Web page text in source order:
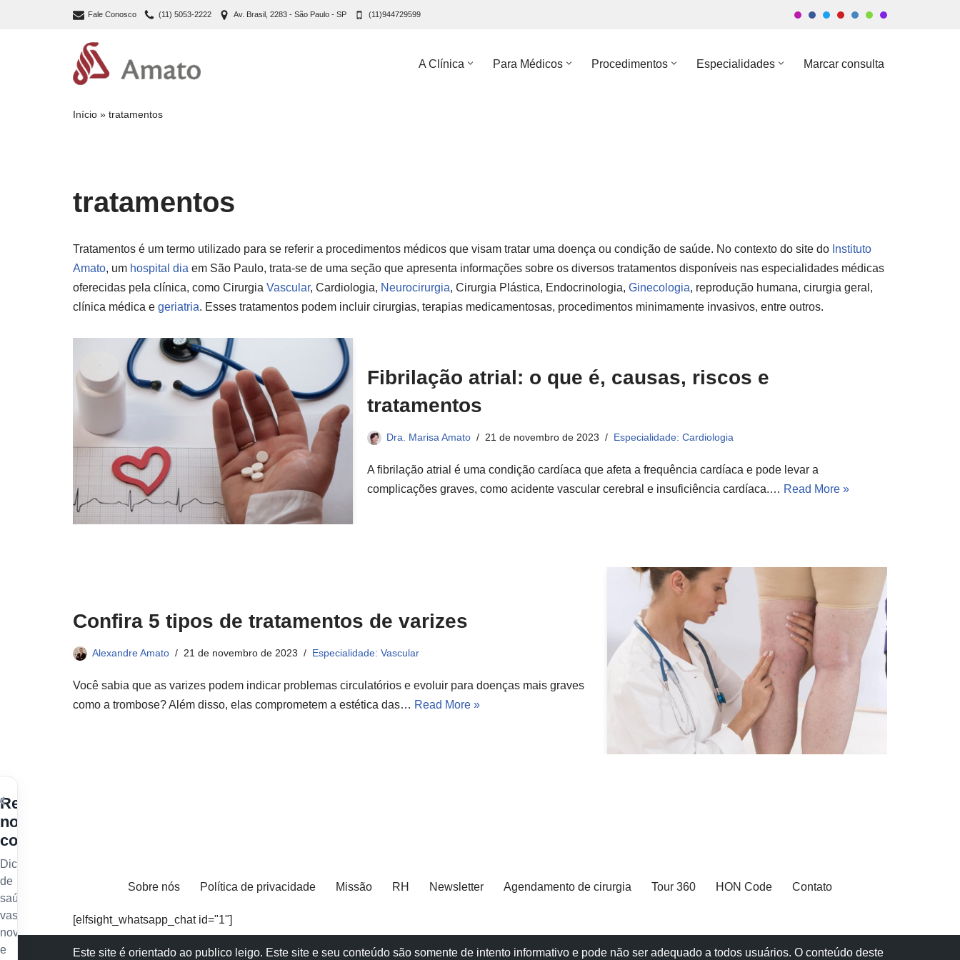
Fale Conosco (11) 5053-2222 Av. Brasil, 2283 - São Paulo - SP (11)944729599
A Clínica Para Médicos Procedimentos Especialidades Marcar consulta
Início » tratamentos
tratamentos
Tratamentos é um termo utilizado para se referir a procedimentos médicos que visam tratar uma doença ou condição de saúde. No contexto do site do Instituto
Amato, um hospital dia em São Paulo, trata-se de uma seção que apresenta informações sobre os diversos tratamentos disponíveis nas especialidades médicas
oferecidas pela clínica, como Cirurgia Vascular, Cardiologia, Neurocirurgia, Cirurgia Plástica, Endocrinologia, Ginecologia, reprodução humana, cirurgia geral,
clínica médica e geriatria. Esses tratamentos podem incluir cirurgias, terapias medicamentosas, procedimentos minimamente invasivos, entre outros.
Fibrilação atrial: o que é, causas, riscos e
tratamentos
Dra. Marisa Amato 21 de novembro de 2023 Especialidade: Cardiologia
A fibrilação atrial é uma condição cardíaca que afeta a frequência cardíaca e pode levar a
complicações graves, como acidente vascular cerebral e insuficiência cardíaca.… Read More »
Confira 5 tipos de tratamentos de varizes
Alexandre Amato 21 de novembro de 2023 Especialidade: Vascular
Você sabia que as varizes podem indicar problemas circulatórios e evoluir para doenças mais graves
como a trombose? Além disso, elas comprometem a estética das… Read More »
Sobre nós Política de privacidade Missão RH Newsletter Agendamento de cirurgia Tour 360 HON Code Contato
[elfsight_whatsapp_chat id="1"]
Este site é orientado ao publico leigo. Este site e seu conteúdo são somente de intento informativo e pode não ser adequado a todos usuários. O conteúdo deste
Receba
nossos
conteúdos
Dicas
de
saúde
vascular,
novidades
e